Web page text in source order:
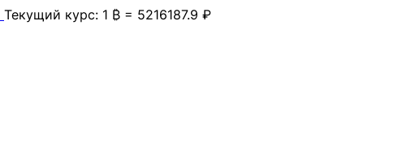
Текущий курс: 1 ₿ = 5216187.9 ₽